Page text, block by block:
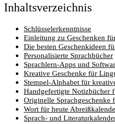
Inhaltsverzeichnis
Schlüsselerkenntnisse
Einleitung zu Geschenken
Die besten Geschenkideen
Personalisierte Sprachbücher
Sprachlern-Apps und
Kreative Geschenke für
Stempel-Alphabet für
Handgefertigte Notizbücher
Originelle Sprachgeschenke
Wort für heute
Sprach- und